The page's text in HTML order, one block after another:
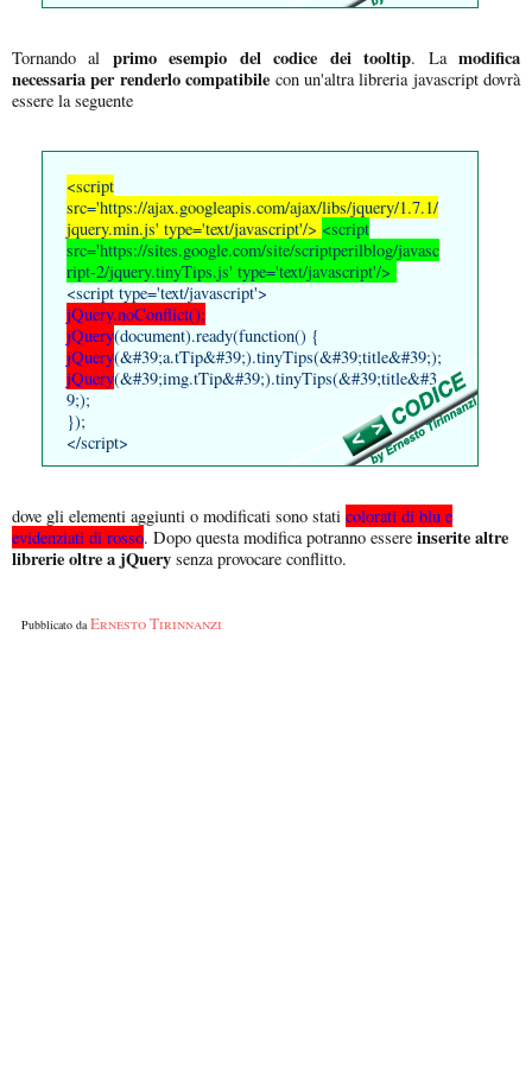
Tornando al primo esempio del codice dei tooltip. Lamodifica
necessaria per renderlo compatibile con un'altra libreria javascript dovrà
essere la seguente
<script
src='https://ajax.googleapis.com/ajax/libs/jquery/1.7.1/
jquery.min.js' type='text/javascript'/> <script
src='https://sites.google.com/site/scriptperilblog/javasc
ript-2/jquery.tinyTips.js' type='text/javascript'/>
<script type='text/javascript'>
jQuery.noConflict();
jQuery(document).ready(function() {
jQuery(&#39;a.tTip&#39;).tinyTips(&#39;title&#39;);
jQuery(&#39;img.tTip&#39;).tinyTips(&#39;title&#3
9;);
});
</script>
dove gli elementi aggiunti o modificati sono stati colorati di blu e
evidenziati di rosso. Dopo questa modifica potranno essere inserite altre
librerie oltre a jQuery senza provocare conflitto.
Pubblicato daErnesto Tirinnanzi